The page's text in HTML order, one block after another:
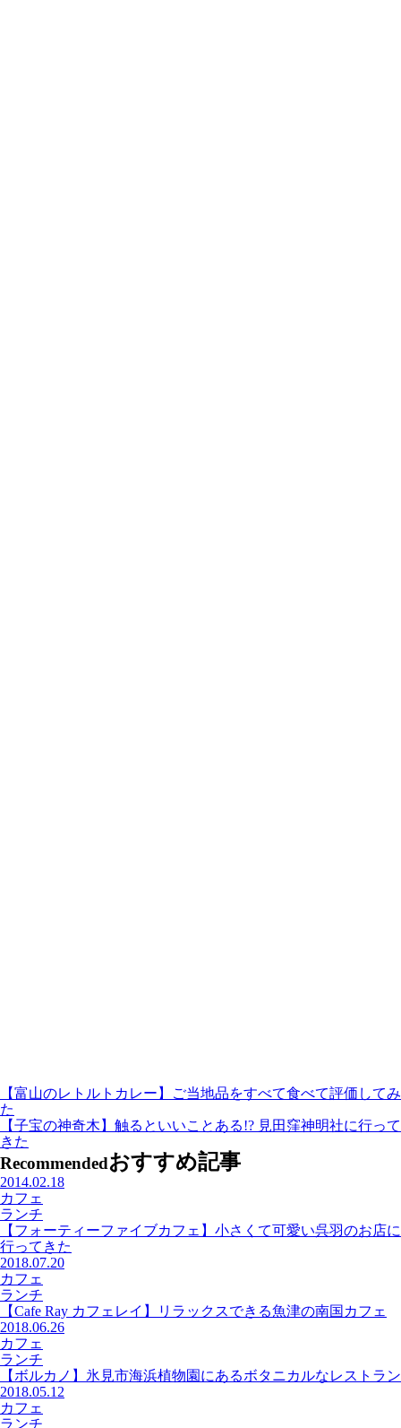
【富山のレトルトカレー】ご当地品をすべて食べて評価してみ
た
【子宝の神奇木】触るといいことある!? 見田窪神明社に行って
きた
Recommendedおすすめ記事
2014.02.18
カフェ
ランチ
【フォーティーファイブカフェ】小さくて可愛い呉羽のお店に
行ってきた
2018.07.20
カフェ
ランチ
【Cafe Ray カフェレイ】リラックスできる魚津の南国カフェ
2018.06.26
カフェ
ランチ
【ボルカノ】氷見市海浜植物園にあるボタニカルなレストラン
2018.05.12
カフェ
ランチ